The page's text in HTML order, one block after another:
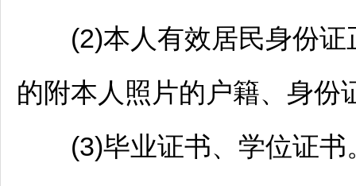
(2)本人有效居民身份证
的附本人照片的户籍、身份
(3)毕业证书、学位证书